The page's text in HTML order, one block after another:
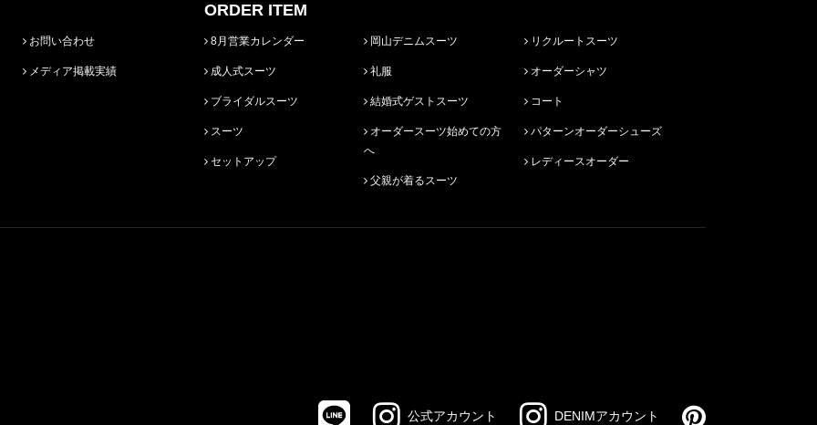
お問い合わせ
メディア掲載実績
ORDER ITEM
8月営業カレンダー
成人式スーツ
ブライダルスーツ
スーツ
セットアップ
岡山デニムスーツ
礼服
結婚式ゲストスーツ
へ
父親が着るスーツ
リクルートスーツ
オーダーシャツ
コート
パターンオーダーシューズ
レディースオーダー
公式アカウント DENIMアカウント